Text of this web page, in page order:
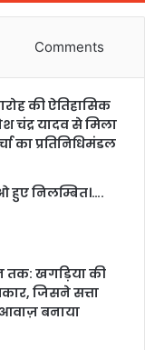
Comments
की ऐतिहासिक
चंद्र यादव से मिला
का प्रतिनिधिमंडल
हुए निलम्बित।….
तक: खगड़िया की
जिसने सत्ता
बनाया